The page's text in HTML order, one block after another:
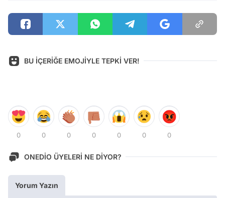
BU İÇERİĞE EMOJİYLE TEPKİ VER!
0 0 0 0 0 0 0
ONEDİO ÜYELERİ NE DİYOR?
Yorum Yazın